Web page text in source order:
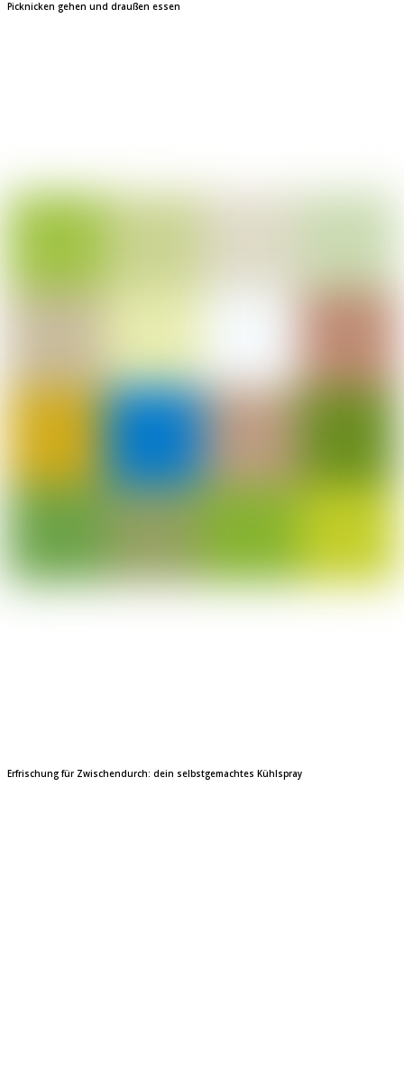
Picknicken gehen und draußen essen
Erfrischung für Zwischendurch: dein selbstgemachtes Kühlspray